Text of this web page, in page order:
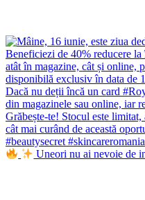
Uneori nu ai nevoie de